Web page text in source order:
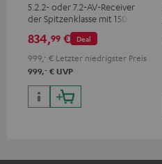
5.2.2- oder 7.2-AV-Receiver
der Spitzenklasse mit 150 Watt
Ausgangsleistung pro Kanal
Deal
834,99 €
999, ‐ € Letzter niedrigster Preis
999,‐ € UVP